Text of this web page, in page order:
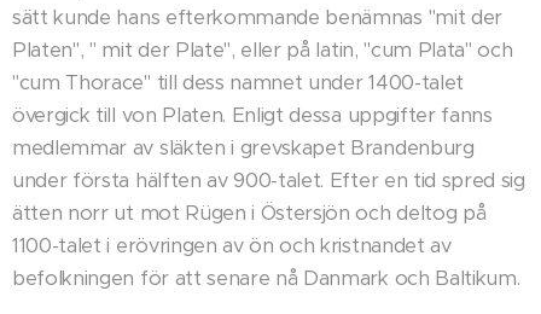
sätt kunde hans efterkommande benämnas "mit der
Platen", " mit der Plate", eller på latin, "cum Plata" och
"cum Thorace" till dess namnet under 1400-talet
övergick till von Platen. Enligt dessa uppgifter fanns
medlemmar av släkten i grevskapet Brandenburg
under första hälften av 900-talet. Efter en tid spred sig
ätten norr ut mot Rügen i Östersjön och deltog på
1100-talet i erövringen av ön och kristnandet av
befolkningen för att senare nå Danmark och Baltikum.